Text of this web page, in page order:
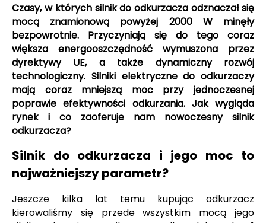
Czasy, w których silnik do odkurzacza odznaczał się
mocą znamionową powyżej 2000 W minęły
bezpowrotnie. Przyczyniają się do tego coraz
większa energooszczędność wymuszona przez
dyrektywy UE, a także dynamiczny rozwój
technologiczny. Silniki elektryczne do odkurzaczy
mają coraz mniejszą moc przy jednoczesnej
poprawie efektywności odkurzania. Jak wygląda
rynek i co zaoferuje nam nowoczesny silnik
odkurzacza?
Silnik do odkurzacza i jego moc to
najważniejszy parametr?
Jeszcze kilka lat temu kupując odkurzacz
kierowaliśmy się przede wszystkim mocą jego